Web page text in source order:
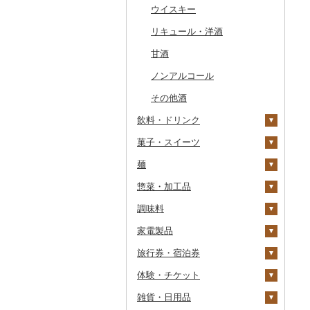
常陸牛
上州牛
飛騨牛
近江牛
神戸牛・神戸ビーフ
但馬牛
土佐あかうし
長崎和牛
あか牛
宮崎牛
その他牛肉（精肉）
その他鶏肉
しじみ
サザエ
はまぐり
その他貝
イワシ
カツオ
金目鯛
クエ
くじら
サバ
さんま
のどぐろ
ふぐ
ブリ
ほっけ
その他鮮魚
タコ
海苔
わかめ
ひじき
その他海苔・海藻
干物
ししゃも
その他干物
その他魚介・加工品
しらす・ちりめん
かまぼこ・練り製品
その他魚介・加工品
あきたこまち
ひとめぼれ
ミルキークィーン
ななつぼし
その他米
みかん
レモン
不知火・デコポン
せとか
文旦
まどんな
ポンカン
すいか
キウイ
柿（カキ）
ドライフルーツ
干し柿
干し芋
その他ドライフルーツ
その他果物
びわ
ブルーベリー
栗
その他果物
自然薯
レンコン
にんにく・生姜
その他根菜
きのこ
しいたけ
松茸
その他きのこ
その他野菜
山菜
かぼちゃ
茄子
レタス
その他野菜
その他日本酒
黒糖焼酎
その他焼酎
白ワイン
赤ワイン
シャンパン・スパーク
ウイスキー
リキュール・洋酒
甘酒
ノンアルコール
その他酒
飲料・ドリンク
水・ミネラルウォーター
飲料
コーヒー豆
粉
ドリップ
茶
飲料
茶葉・ティーバッグ
静岡茶
足柄茶
知覧茶
果汁飲料
りんごジュース
みかんジュース（オレ
紅茶
飲料
茶葉・ティーバッグ
その他飲料・ジュース
野菜ジュース
炭酸飲料
菓子・スイーツ
クッキー
焼き菓子
プリン
ゼリー
チョコレート
カステラ
麺
ラーメン
うどん
そば
パスタ
ひやむぎ
そうめん
惣菜・加工品
惣菜
餃子
シュウマイ
コロッケ
その他惣菜
カレー・シチュー
カレー
シチュー
鍋
肉
魚
ピザ
レトルト
調味料
砂糖
塩
醤油
味噌
家電製品
季節・空調家電
キッチン家電
照明器具
旅行券・宿泊券
旅行券
JTBふるさと旅行クー
宿泊券
体験・チケット
PayPay商品券
雑貨・日用品